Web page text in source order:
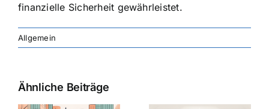
finanzielle Sicherheit gewährleistet.
Allgemein
Ähnliche Beiträge